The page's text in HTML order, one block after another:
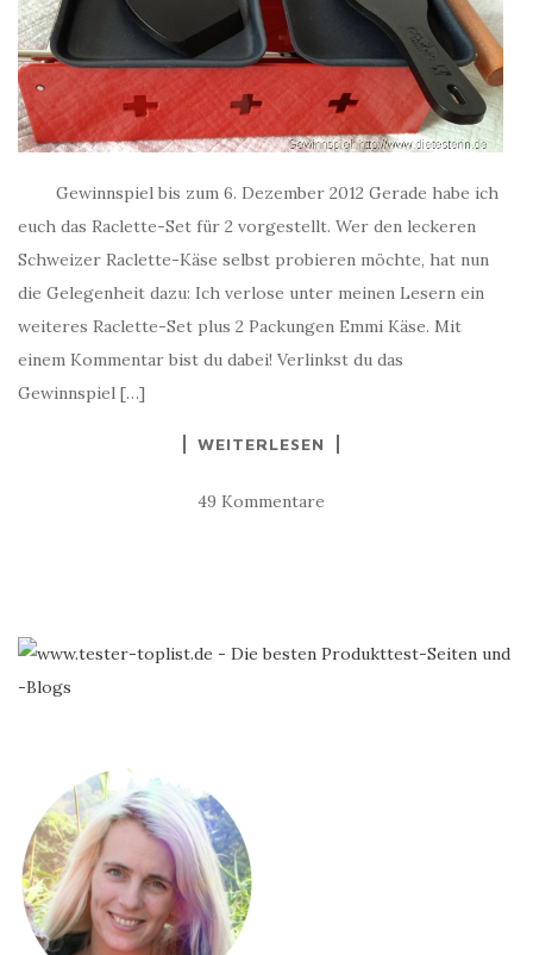
Gewinnspiel bis zum 6. Dezember 2012 Gerade habe ich
euch das Raclette-Set für 2 vorgestellt. Wer den leckeren
Schweizer Raclette-Käse selbst probieren möchte, hat nun
die Gelegenheit dazu: Ich verlose unter meinen Lesern ein
weiteres Raclette-Set plus 2 Packungen Emmi Käse. Mit
einem Kommentar bist du dabei! Verlinkst du das
Gewinnspiel […]
WEITERLESEN
49 Kommentare